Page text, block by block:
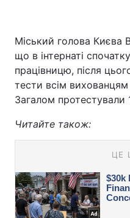
Міський голова Києва
що в інтернаті
працівницю, після
тести всім вихованцям
Загалом протестували
Читайте також: